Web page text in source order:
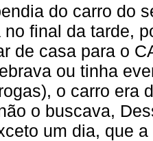
do carro do
no final da tarde,
de casa para o
ou tinha
o carro era
o buscava,
um dia, que